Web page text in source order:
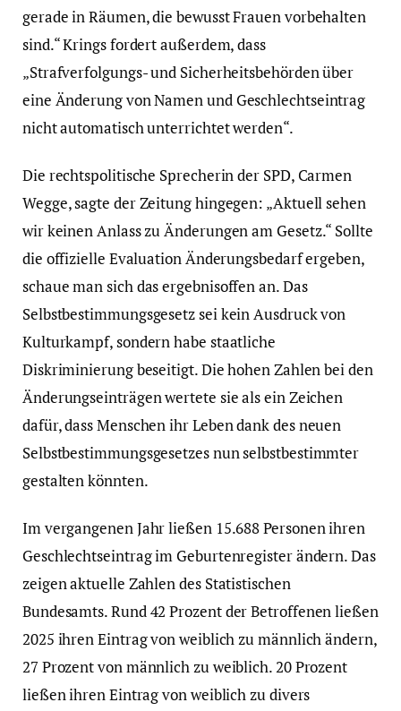
gerade in Räumen, die bewusst Frauen vorbehalten
sind.“ Krings fordert außerdem, dass
„Strafverfolgungs- und Sicherheitsbehörden über
eine Änderung von Namen und Geschlechtseintrag
nicht automatisch unterrichtet werden“.
Die rechtspolitische Sprecherin der SPD, Carmen
Wegge, sagte der Zeitung hingegen: „Aktuell sehen
wir keinen Anlass zu Änderungen am Gesetz.“ Sollte
die offizielle Evaluation Änderungsbedarf ergeben,
schaue man sich das ergebnisoffen an. Das
Selbstbestimmungsgesetz sei kein Ausdruck von
Kulturkampf, sondern habe staatliche
Diskriminierung beseitigt. Die hohen Zahlen bei den
Änderungseinträgen wertete sie als ein Zeichen
dafür, dass Menschen ihr Leben dank des neuen
Selbstbestimmungsgesetzes nun selbstbestimmter
gestalten könnten.
Im vergangenen Jahr ließen 15.688 Personen ihren
Geschlechtseintrag im Geburtenregister ändern. Das
zeigen aktuelle Zahlen des Statistischen
Bundesamts. Rund 42 Prozent der Betroffenen ließen
2025 ihren Eintrag von weiblich zu männlich ändern,
27 Prozent von männlich zu weiblich. 20 Prozent
ließen ihren Eintrag von weiblich zu divers